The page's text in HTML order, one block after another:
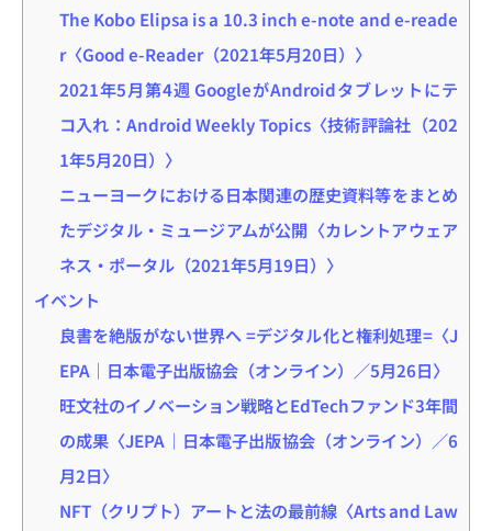
The Kobo Elipsa is a 10.3 inch e-note and e-reade
r〈Good e-Reader（2021年5月20日）〉
2021年5月第4週 GoogleがAndroidタブレットにテ
コ入れ：Android Weekly Topics〈技術評論社（202
1年5月20日）〉
ニューヨークにおける日本関連の歴史資料等をまとめ
たデジタル・ミュージアムが公開〈カレントアウェア
ネス・ポータル（2021年5月19日）〉
イベント
良書を絶版がない世界へ =デジタル化と権利処理=〈J
EPA｜日本電子出版協会（オンライン）／5月26日〉
旺文社のイノベーション戦略とEdTechファンド3年間
の成果〈JEPA｜日本電子出版協会（オンライン）／6
月2日〉
NFT（クリプト）アートと法の最前線〈Arts and Law